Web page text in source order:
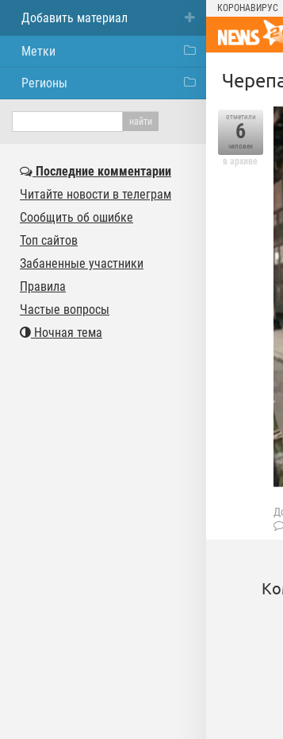
КОРОНАВИРУС
отметили
6
человек
в архиве
Добавить материал
Метки
Регионы
Последние комментарии
Читайте новости в телеграм
Сообщить об ошибке
Топ сайтов
Забаненные участники
Правила
Частые вопросы
Ночная тема